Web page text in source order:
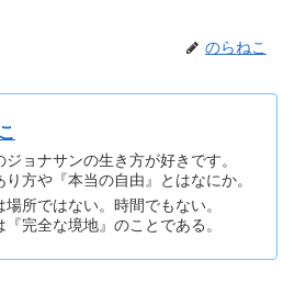
のらねこ
ジョナサンの生き方が好きです。
り方や『本当の自由』とはなにか。
場所ではない。時間でもない。
『完全な境地』のことである。